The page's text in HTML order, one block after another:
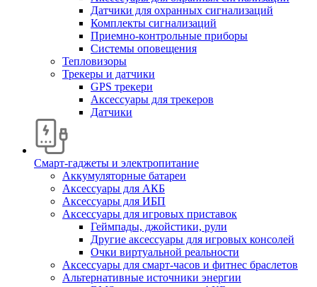
Датчики для охранных сигнализаций
Комплекты сигнализаций
Приемно-контрольные приборы
Системы оповещения
Тепловизоры
Трекеры и датчики
GPS трекери
Аксессуары для трекеров
Датчики
Смарт-гаджеты и электропитание
Аккумуляторные батареи
Аксессуары для АКБ
Аксессуары для ИБП
Аксессуары для игровых приставок
Геймпады, джойстики, рули
Другие аксессуары для игровых консолей
Очки виртуальной реальности
Аксессуары для смарт-часов и фитнес браслетов
Альтернативные источники энергии